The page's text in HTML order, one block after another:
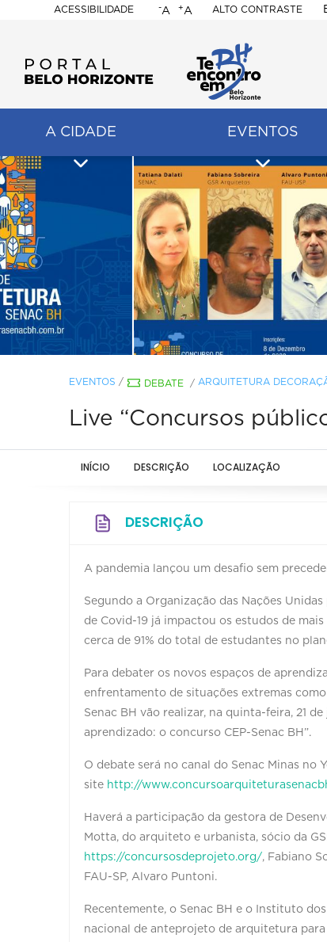
ACESSIBILIDADE
BELO
HORIZONTE
-A +A ALTO CONTRASTE
A CIDADE EVENTOS
EVENTOS / DEBATE / ARQUITETURA
Live “Concursos
INÍCIO DESCRIÇÃO LOCALIZAÇÃO
DESCRIÇÃO
A pandemia lançou um desafio sem
Segundo a Organização das Nações
de Covid-19 já impactou os estudos de
cerca de 91% do total de estudantes no
Para debater os novos espaços de
enfrentamento de situações extremas
Senac BH vão realizar, na quinta-feira, 21
aprendizado: o concurso CEP-Senac BH”.
O debate será no canal do Senac Minas no
site http://
Haverá a participação da gestora de
Motta, do arquiteto e urbanista, sócio da
https://concursosdeprojeto.org/, Fabiano
FAU-SP, Alvaro Puntoni.
Recentemente, o Senac BH e o Instituto
nacional de anteprojeto de arquitetura